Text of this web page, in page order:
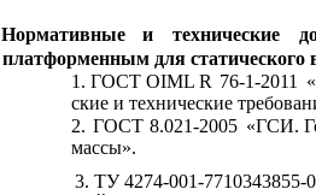
Нормативные и технические
платформенным для
1. ГОСТ OIML R 76-1-2011
ские и технические
2. ГОСТ 8.021-2005 «ГСИ.
массы».
3. ТУ 4274-001-7710343855-